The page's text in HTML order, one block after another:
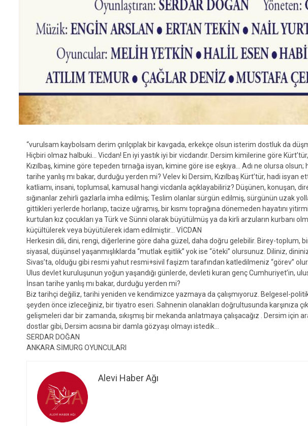
“vurulsam kaybolsam derim çırılçıplak bir kavgada, erkekçe olsun isterim dostluk da
Hiçbiri olmaz halbuki… Vicdan! En iyi yastık iyi bir vicdandır. Dersim kimilerine göre
Kızılbaş, kimine göre tepeden tırnağa isyan, kimine göre ise eşkıya… Adı ne olursa
tarihe yanlış mı bakar, durduğu yerden mi? Velev ki Dersim, Kızılbaş Kürt’tür, hadi isyan
katliamı, insani, toplumsal, kamusal hangi vicdanla açıklayabiliriz? Düşünen, konuşan,
sığınanlar zehirli gazlarla imha edilmiş; Teslim olanlar sürgün edilmiş, sürgünün uzak
gittikleri yerlerde horlanıp, tacize uğramış, bir kısmı toprağına dönemeden hayatını
kurtulan kız çocukları ya Türk ve Sünni olarak büyütülmüş ya da kirli arzuların kurbanı
küçültülerek veya büyütülerek idam edilmiştir… VİCDAN
Herkesin dili, dini, rengi, diğerlerine göre daha güzel, daha doğru gelebilir. Birey-toplum,
siyasal, düşünsel yaşanmışlıklarda “mutlak eşitlik” yok ise “öteki” olursunuz. Diliniz,
Sivas’ta, olduğu gibi resmi yahut resmi+sivil faşizm tarafından katledilmeniz “görev” olur.
Ulus devlet kuruluşunun yoğun yaşandığı günlerde, devleti kuran genç Cumhuriyet’in,
İnsan tarihe yanlış mı bakar, durduğu yerden mi?
Biz tarihçi değiliz, tarihi yeniden ve kendimizce yazmaya da çalışmıyoruz. Belgesel-
şeyden önce izleceğiniz, bir tiyatro eseri. Sahnenin olanakları doğrultusunda karşınıza
gelişmeleri dar bir zamanda, sıkışmış bir mekanda anlatmaya çalışacağız . Dersim için
dostlar gibi, Dersim acısına bir damla gözyaşı olmayı istedik…
SERDAR DOĞAN
ANKARA SİMURG OYUNCULARI
Alevi Haber Ağı